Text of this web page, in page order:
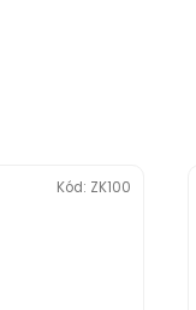
Kód: ZK100